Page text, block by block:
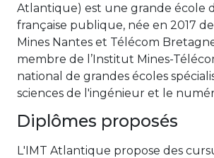
Atlantique) est une grande école
française publique, née en 2017
Mines Nantes et Télécom
membre de l’Institut Mines-
national de grandes écoles
sciences de l'ingénieur et le
Diplômes proposés
L'IMT Atlantique propose des